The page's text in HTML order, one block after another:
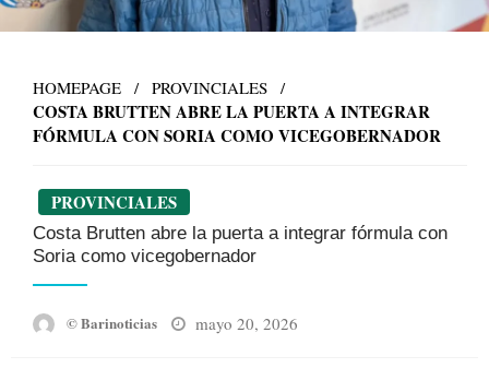
HOMEPAGE PROVINCIALES
COSTA BRUTTEN ABRE LA PUERTA A INTEGRAR
FÓRMULA CON SORIA COMO VICEGOBERNADOR
PROVINCIALES
Costa Brutten abre la puerta a integrar fórmula con
Soria como vicegobernador
© Barinoticias
Posted
mayo 20, 2026